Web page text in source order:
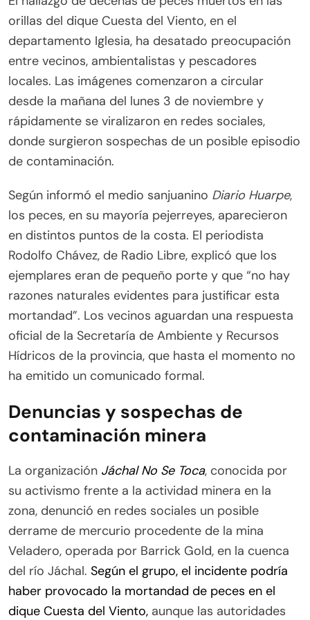
(Twitter)
orillas del dique Cuesta del Viento, en el
departamento Iglesia, ha desatado preocupación
entre vecinos, ambientalistas y pescadores
locales. Las imágenes comenzaron a circular
desde la mañana del lunes 3 de noviembre y
rápidamente se viralizaron en redes sociales,
donde surgieron sospechas de un posible episodio
de contaminación.
Según informó el medio sanjuanino Diario Huarpe,
los peces, en su mayoría pejerreyes, aparecieron
en distintos puntos de la costa. El periodista
Rodolfo Chávez, de Radio Libre, explicó que los
ejemplares eran de pequeño porte y que “no hay
razones naturales evidentes para justificar esta
mortandad”. Los vecinos aguardan una respuesta
oficial de la Secretaría de Ambiente y Recursos
Hídricos de la provincia, que hasta el momento no
ha emitido un comunicado formal.
Denuncias y sospechas de
contaminación minera
La organización Jáchal No Se Toca, conocida por
su activismo frente a la actividad minera en la
zona, denunció en redes sociales un posible
derrame de mercurio procedente de la mina
Veladero, operada por Barrick Gold, en la cuenca
del río Jáchal. Según el grupo, el incidente podría
haber provocado la mortandad de peces en el
dique Cuesta del Viento, aunque las autoridades